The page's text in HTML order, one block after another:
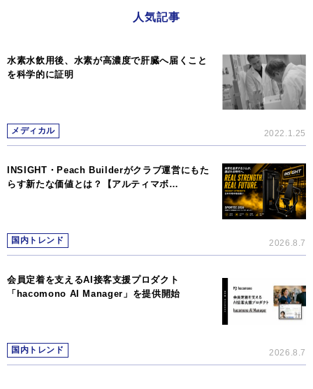
人気記事
水素水飲用後、水素が高濃度で肝臓へ届くこと
を科学的に証明
メディカル 2022.1.25
INSIGHT・Peach Builderがクラブ運営にもた
らす新たな価値とは？【アルティマボ…
国内トレンド 2026.8.7
会員定着を支えるAI接客支援プロダクト
「hacomono AI Manager」を提供開始
国内トレンド 2026.8.7